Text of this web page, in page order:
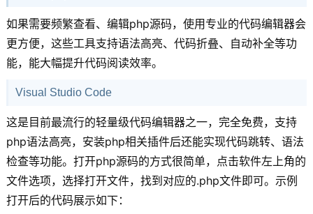
如果需要频繁查看、编辑php源码，使用专业的代码编辑器会
更方便，这些工具支持语法高亮、代码折叠、自动补全等功
能，能大幅提升代码阅读效率。
Visual Studio Code
这是目前最流行的轻量级代码编辑器之一，完全免费，支持
php语法高亮，安装php相关插件后还能实现代码跳转、语法
检查等功能。打开php源码的方式很简单，点击软件左上角的
文件选项，选择打开文件，找到对应的.php文件即可。示例
打开后的代码展示如下：